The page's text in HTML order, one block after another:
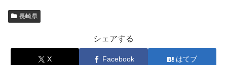
長崎県
シェアする
X Facebook はてブ